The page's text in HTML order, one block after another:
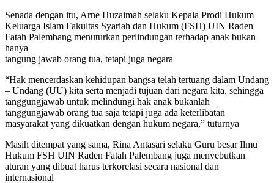
Senada dengan itu, Arne Huzaimah selaku Kepala Prodi Hukum
Keluarga Islam Fakultas Syariah dan Hukum (FSH) UIN Raden
Fatah Palembang menuturkan perlindungan terhadap anak bukan
hanya
tangung jawab orang tua, tetapi juga negara
“Hak mencerdaskan kehidupan bangsa telah tertuang dalam Undang
– Undang (UU) kita serta menjadi tujuan dari negara kita, sehingga
tanggungjawab untuk melindungi hak anak bukanlah
tanggungjawab orang tua saja tetapi juga ada keterlibatan
masyarakat yang dikuatkan dengan hukum negara,” tuturnya
Masih ditempat yang sama, Rina Antasari selaku Guru besar Ilmu
Hukum FSH UIN Raden Fatah Palembang juga menyebutkan
aturan yang dibuat harus terkorelasi secara nasional dan
internasional